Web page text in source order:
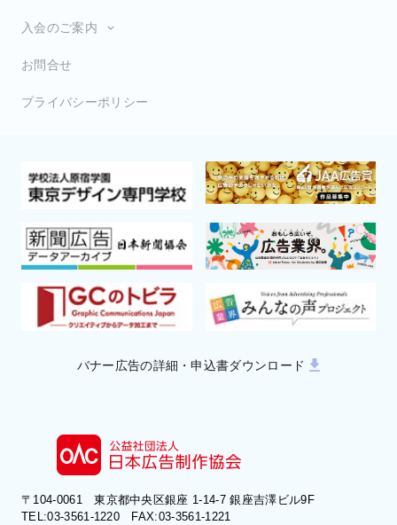
入会のご案内
お問合せ
プライバシーポリシー
バナー広告の詳細・申込書ダウンロード
〒104-0061 東京都中央区銀座 1-14-7 銀座吉澤ビル9F
TEL:03-3561-1220 FAX:03-3561-1221